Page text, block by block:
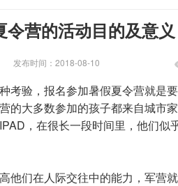
令营的活动目的及意义
发布时间：2018-08-10
考验，报名参加暑假夏令营就是
的大多数参加的孩子都来自城市
，在很长一段时间里，他们似
他们在人际交往中的能力，军营